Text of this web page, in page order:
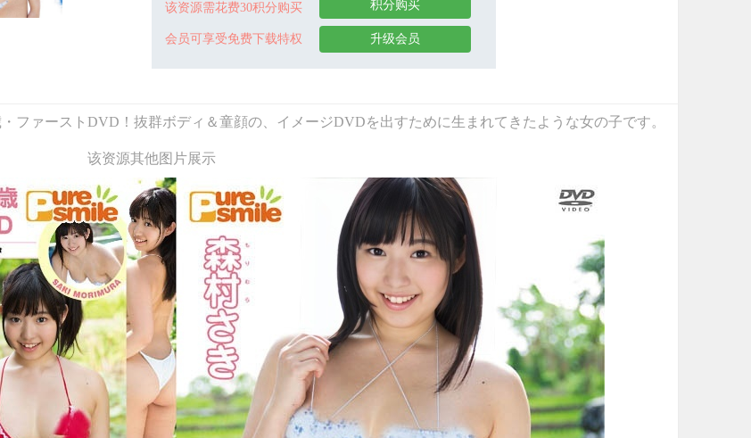
该资源需花费30积分购买
会员可享受免费下载特权
积分购买
升级会员
ファーストDVD！抜群ボディ＆童顔の、イメージDVDを出すために生まれてきたような女の子です。
该资源其他图片展示